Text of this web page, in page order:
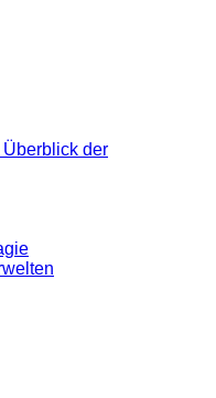
der